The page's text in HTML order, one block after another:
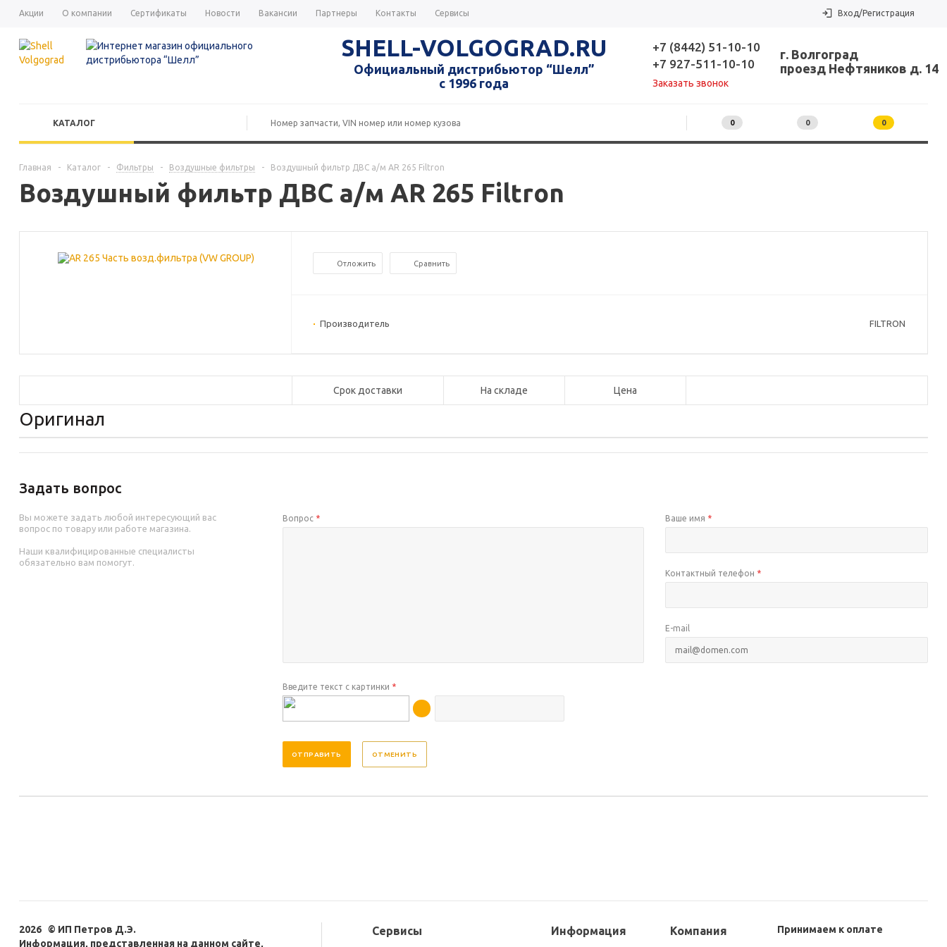
Акции О компании Сертификаты Новости Вакансии Партнеры Контакты Сервисы Вход/Регистрация
SHELL-VOLGOGRAD.RU
Официальный дистрибьютор “Шелл”
с 1996 года
+7 (8442) 51-10-10
+7 927-511-10-10
Заказать звонок
г. Волгоград
проезд Нефтяников д. 14
КАТАЛОГ 0 0 0
Главная - Каталог - Фильтры - Воздушные фильтры - Воздушный фильтр ДВС а/м AR 265 Filtron
Воздушный фильтр ДВС а/м AR 265 Filtron
Отложить Сравнить
Производитель FILTRON
Срок доставки На складе Цена
Оригинал
Задать вопрос
Вы можете задать любой интересующий вас
вопрос по товару или работе магазина.
Наши квалифицированные специалисты
обязательно вам помогут.
Вопрос * Ваше имя *
Контактный телефон *
E-mail
Введите текст с картинки *
ОТМЕНИТЬ
2026 © ИП Петров Д.Э.
Информация, представленная на данном сайте,
Сервисы Информация Компания Принимаем к оплате